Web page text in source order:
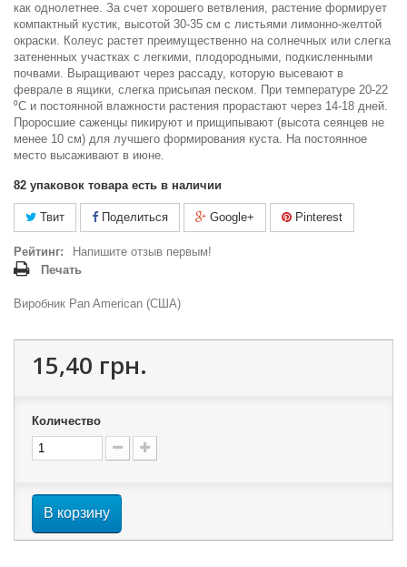
как однолетнее. За счет хорошего ветвления, растение формирует
компактный кустик, высотой 30-35 см с листьями лимонно-желтой
окраски. Колеус растет преимущественно на солнечных или слегка
затененных участках с легкими, плодородными, подкисленными
почвами. Выращивают через рассаду, которую высевают в
феврале в ящики, слегка присыпая песком. При температуре 20-22
⁰C и постоянной влажности растения прорастают через 14-18 дней.
Проросшие саженцы пикируют и прищипывают (высота сеянцев не
менее 10 см) для лучшего формирования куста. На постоянное
место высаживают в июне.
82 упаковок товара есть в наличии
Твит Поделиться Google+ Pinterest
Рейтинг:
Напишите отзыв первым!
Печать
Виробник Pan American (США)
15,40 грн.
Количество
В корзину